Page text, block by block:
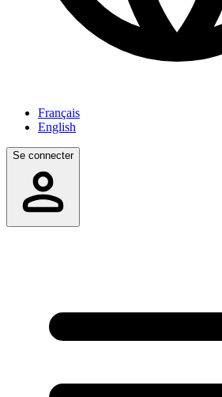
Français
English
Se connecter